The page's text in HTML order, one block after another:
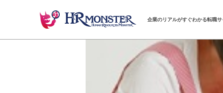
企業のリアルがすぐわかる転職